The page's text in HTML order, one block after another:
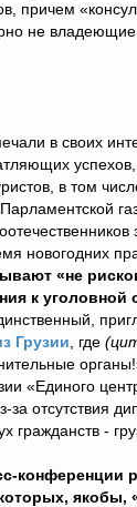
причем
не
в своих
в том
новогодних
«не
к
Грузии , где
«Единого
за отсутствия
гражданств -
конференции
якобы,